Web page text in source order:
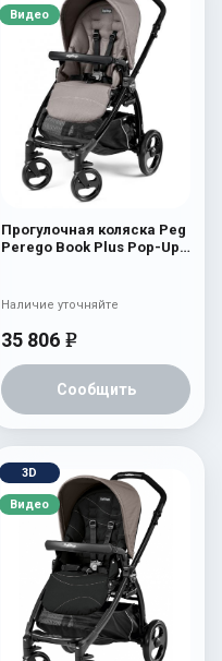
Видео
Прогулочная коляска Peg
Perego Book Plus Pop-Up
35 806 e
Сообщить
Наличие уточняйте
3D
Видео